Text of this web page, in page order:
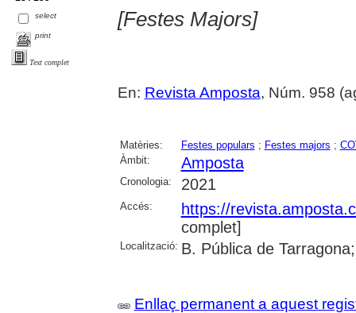
select
print
Text complet
[Festes Majors]
En: Revista Amposta, Núm. 958
Matèries: Festes populars ; Festes majors ;
Àmbit:
Amposta
Cronologia: 2021
Accés:
https://
complet]
Localització: B. Pública de
Enllaç permanent a aquest